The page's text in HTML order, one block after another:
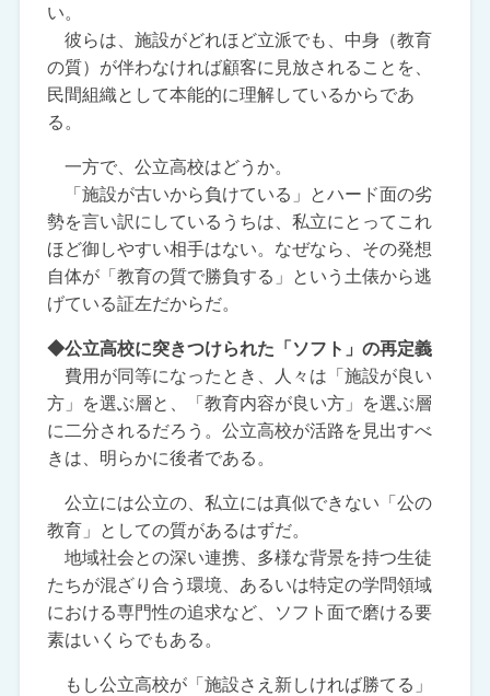
い。
彼らは、施設がどれほど立派でも、中身（教育
の質）が伴わなければ顧客に見放されることを、
民間組織として本能的に理解しているからであ
る。
一方で、公立高校はどうか。
「施設が古いから負けている」とハード面の劣
勢を言い訳にしているうちは、私立にとってこれ
ほど御しやすい相手はない。なぜなら、その発想
自体が「教育の質で勝負する」という土俵から逃
げている証左だからだ。
◆公立高校に突きつけられた「ソフト」の再定義
費用が同等になったとき、人々は「施設が良い
方」を選ぶ層と、「教育内容が良い方」を選ぶ層
に二分されるだろう。公立高校が活路を見出すべ
きは、明らかに後者である。
公立には公立の、私立には真似できない「公の
教育」としての質があるはずだ。
地域社会との深い連携、多様な背景を持つ生徒
たちが混ざり合う環境、あるいは特定の学問領域
における専門性の追求など、ソフト面で磨ける要
素はいくらでもある。
もし公立高校が「施設さえ新しければ勝てる」